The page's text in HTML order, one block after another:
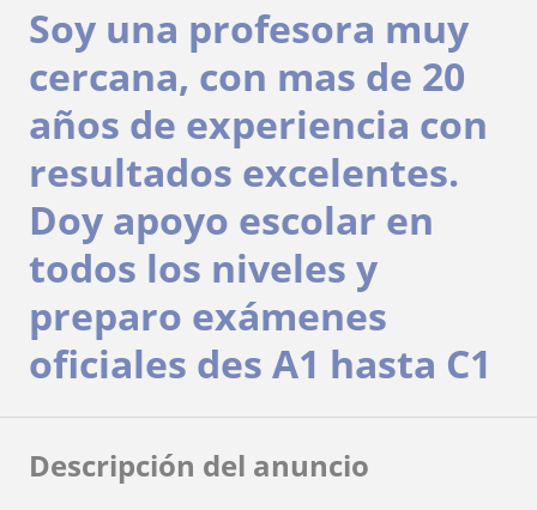
Soy una profesora muy
cercana, con mas de 20
años de experiencia con
resultados excelentes.
Doy apoyo escolar en
todos los niveles y
preparo exámenes
oficiales des A1 hasta C1
Descripción del anuncio